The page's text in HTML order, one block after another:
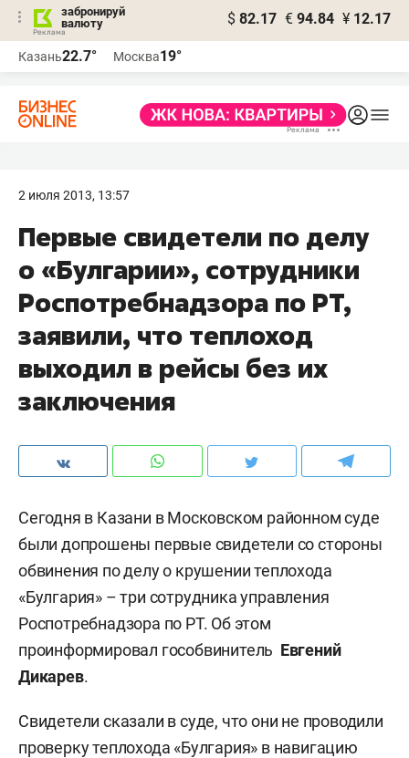
забронируй
валюту
$ 82.17 € 94.84 ¥ 12.17
Казань22.7° Москва19°
2 июля 2013, 13:57
Первые свидетели по делу
о «Булгарии», сотрудники
Роспотребнадзора по РТ,
заявили, что теплоход
выходил в рейсы без их
заключения
Сегодня в Казани в Московском районном суде
были допрошены первые свидетели со стороны
обвинения по делу о крушении теплохода
«Булгария» – три сотрудника управления
Роспотребнадзора по РТ. Об этом
проинформировал гособвинитель Евгений
Дикарев.
Свидетели сказали в суде, что они не проводили
проверку теплохода «Булгария» в навигацию